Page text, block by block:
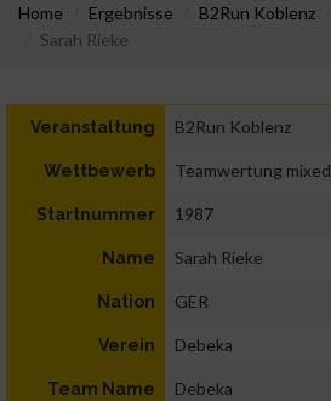
Home Ergebnisse B2Run Koblenz
Sarah Rieke
Veranstaltung B2Run Koblenz
Wettbewerb Teamwertung mixed
Startnummer 1987
Name Sarah Rieke
Nation GER
Verein Debeka
Team Name Debeka